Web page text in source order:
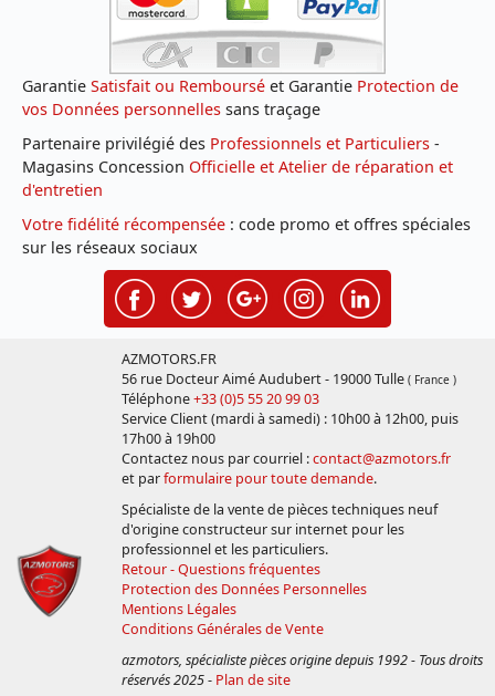
Garantie Satisfait ou Remboursé et Garantie Protection de
vos Données personnelles sans traçage
Partenaire privilégié des Professionnels et Particuliers -
Magasins Concession Officielle et Atelier de réparation et
d'entretien
Votre fidélité récompensée : code promo et offres spéciales
sur les réseaux sociaux
AZMOTORS.FR
56 rue Docteur Aimé Audubert - 19000 Tulle ( France )
Téléphone+33 (0)5 55 20 99 03
Service Client (mardi à samedi) : 10h00 à 12h00, puis
17h00 à 19h00
Contactez nous par courriel :contact@azmotors.fr
et parformulaire pour toute demande.
Spécialiste de la vente de pièces techniques neuf
d'origine constructeur sur internet pour les
professionnel et les particuliers.
Retour - Questions fréquentes
Protection des Données Personnelles
Mentions Légales
Conditions Générales de Vente
azmotors, spécialiste pièces origine depuis 1992 - Tous droits
réservés 2025- Plan de site